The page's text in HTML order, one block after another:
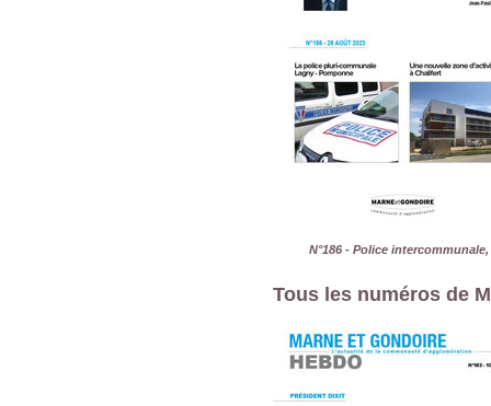
N°186 - Police
Tous les numéros de